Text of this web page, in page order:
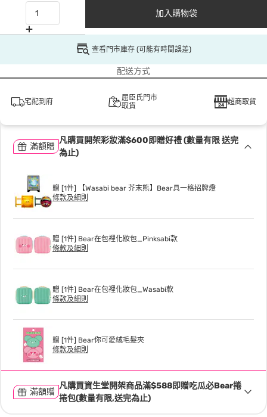
加入購物袋
查看門市庫存 (可能有時間誤差)
配送方式
宅配到府
屈臣氏門市
取貨
超商取貨
滿額贈
凡購買開架彩妝滿$600即贈好禮 (數量有限 送完
為止)
贈 [1件] 【Wasabi bear 芥末熊】Bear具一格招牌燈
條款及細則
贈 [1件] Bear在包裡化妝包_Pinksabi款
條款及細則
贈 [1件] Bear在包裡化妝包_Wasabi款
條款及細則
贈 [1件] Bear你可愛絨毛髮夾
條款及細則
滿額贈
凡購買資生堂開架商品滿$588即贈吃瓜必Bear捲
捲包(數量有限,送完為止)